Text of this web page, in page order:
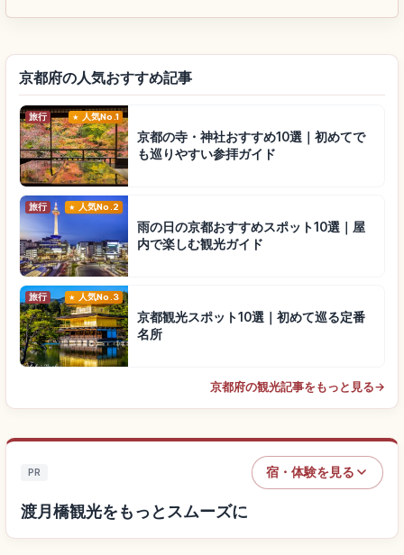
京都府の人気おすすめ記事
旅行 人気No.1
京都の寺・神社おすすめ10選｜初めてで
も巡りやすい参拝ガイド
旅行 人気No.2
雨の日の京都おすすめスポット10選｜屋
内で楽しむ観光ガイド
旅行 人気No.3
京都観光スポット10選｜初めて巡る定番
名所
京都府の観光記事をもっと見る→
PR 宿・体験を見る
渡月橋観光をもっとスムーズに